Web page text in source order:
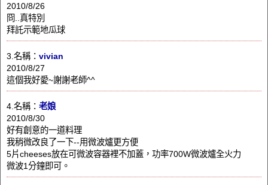
2010/8/26
冏..真特別
拜託示範地瓜球
3.名稱： vivian
2010/8/27
這個我好愛~謝謝老師^^
4.名稱： 老娘
2010/8/30
好有創意的一道料理
我稍微改良了一下--用微波爐更方便
5片cheeses放在可微波容器裡不加蓋，功率700W微波爐全火力
微波1分鐘即可。